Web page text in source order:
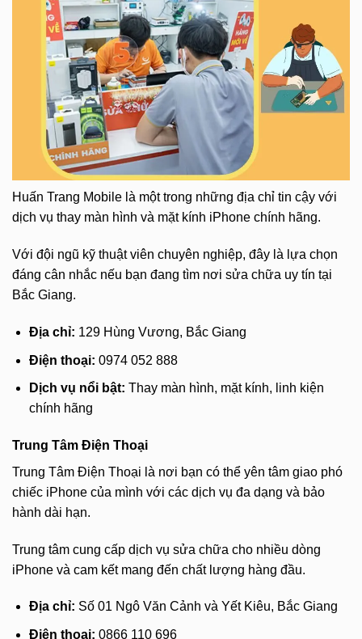
Huấn Trang Mobile là một trong những địa chỉ tin cậy với
dịch vụ thay màn hình và mặt kính iPhone chính hãng.
Với đội ngũ kỹ thuật viên chuyên nghiệp, đây là lựa chọn
đáng cân nhắc nếu bạn đang tìm nơi sửa chữa uy tín tại
Bắc Giang.
Địa chỉ: 129 Hùng Vương, Bắc Giang
Điện thoại: 0974 052 888
Dịch vụ nổi bật: Thay màn hình, mặt kính, linh kiện
chính hãng
Trung Tâm Điện Thoại
Trung Tâm Điện Thoại là nơi bạn có thể yên tâm giao phó
chiếc iPhone của mình với các dịch vụ đa dạng và bảo
hành dài hạn.
Trung tâm cung cấp dịch vụ sửa chữa cho nhiều dòng
iPhone và cam kết mang đến chất lượng hàng đầu.
Địa chỉ: Số 01 Ngô Văn Cảnh và Yết Kiêu, Bắc Giang
Điện thoại: 0866 110 696